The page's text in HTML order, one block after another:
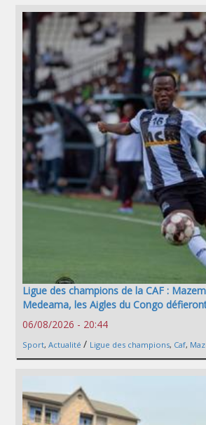
Ligue des champions de la CAF :
Medeama, les Aigles du Congo défieront
06/08/2026 - 20:44
Sport, Actualité / Ligue des champions, Caf,